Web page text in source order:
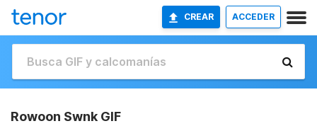
CREAR ACCEDER
Rowoon Swnk GIF